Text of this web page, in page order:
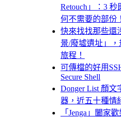
Retouch」：3
何不需要的部份！
快來找找那些還
景/廢墟遺址」
旅程！
可傳檔的好用
Secure Shell
Donger List 顏
器，近五十種情
「Jenga」闔家